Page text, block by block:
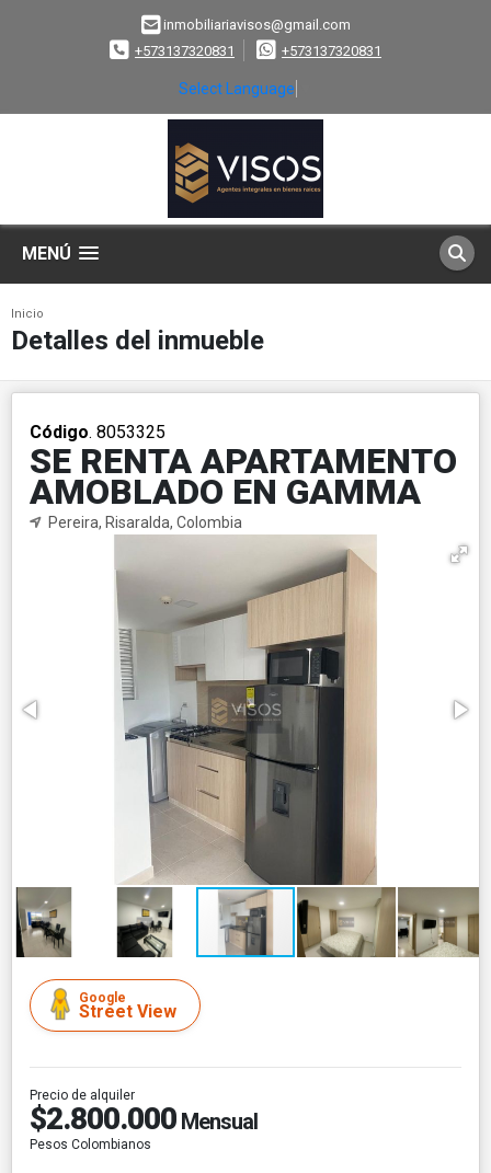
inmobiliariavisos@gmail.com
+573137320831
+573137320831
Select Language
MENÚ
Inicio
Detalles del inmueble
Código. 8053325
SE RENTA APARTAMENTO
AMOBLADO EN GAMMA
Pereira, Risaralda, Colombia
Google
Street View
Precio de alquiler
$2.800.000 Mensual
Pesos Colombianos